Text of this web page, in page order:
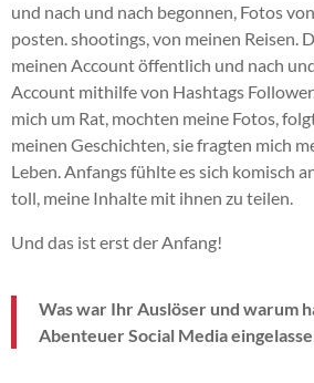
und nach und nach begonnen, Fotos
posten.shootings, von meinen Reisen.
meinen Account öffentlich und nach
Account mithilfe von Hashtags
mich um Rat, mochten meine Fotos,
meinen Geschichten, sie fragten mich
Leben.Anfangs fühlte es sich komisch
toll, meine Inhalte mit ihnen zu teilen.
Und das ist erst der Anfang!
Was war Ihr Auslöser und warum
Abenteuer Social Media